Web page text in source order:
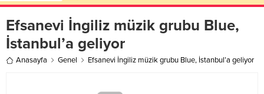
Efsanevi İngiliz müzik grubu Blue,
İstanbul’a geliyor
Anasayfa Genel Efsanevi İngiliz müzik grubu Blue, İstanbul’a geliyor